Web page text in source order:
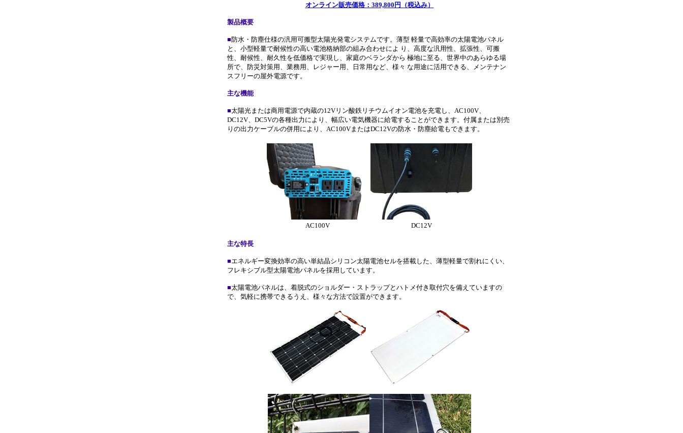
オンライン販売価格：389,800円（税込み）
製品概要
■防水・防塵仕様の汎用可搬型太陽光発電システムです。薄型 軽量で高効率の太陽電池パネル
と、小型軽量で耐候性の高い電池格納部の組み合わせによ り、高度な汎用性、拡張性、可搬
性、耐候性、耐久性を低価格で実現し、家庭のベランダから 極地に至る、世界中のあらゆる場
所で、防災対策用、業務用、レジャー用、日常用など、様々 な用途に活用できる、メンテナン
スフリーの屋外電源です。
主な機能
■太陽光または商用電源で内蔵の12Vリン酸鉄リチウムイオン電池を充電し、AC100V、
DC12V、DC5Vの各種出力により、幅広い電気機器に給電することができます。付属または別売
りの出力ケーブルの併用により、AC100VまたはDC12Vの防水・防塵給電もできます。
AC100V DC12V
主な特長
■エネルギー変換効率の高い単結晶シリコン太陽電池セルを搭載した、薄型軽量で割れにくい、
フレキシブル型太陽電池パネルを採用しています。
■太陽電池パネルは、着脱式のショルダー・ストラップとハトメ付き取付穴を備えていますの
で、気軽に携帯できるうえ、様々な方法で設置ができます。